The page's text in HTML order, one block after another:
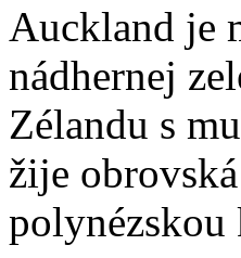
Auckland je
nádhernej
Zélandu s
žije